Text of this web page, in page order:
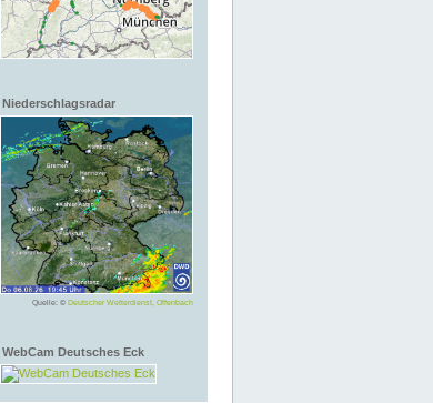
Niederschlagsradar
Quelle: © Deutscher Wetterdienst, Offenbach
WebCam Deutsches Eck